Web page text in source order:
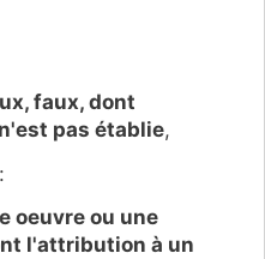
faux, dont
pas établie,
oeuvre ou une
l'attribution à un